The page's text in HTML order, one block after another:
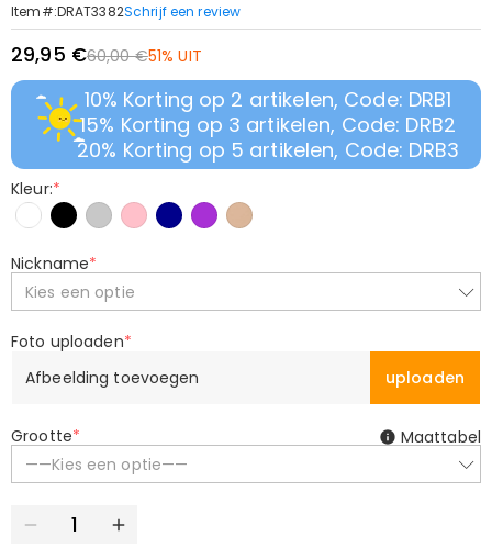
Item#:DRAT3382Schrijf een review
29,95 €60,00 €51% UIT
10% Korting op 2 artikelen, Code: DRB1
15% Korting op 3 artikelen, Code: DRB2
20% Korting op 5 artikelen, Code: DRB3
Kleur:*
Nickname*
Kies een optie
Foto uploaden*
Afbeelding toevoegen
uploaden
Grootte*
——Kies een optie——
Maattabel